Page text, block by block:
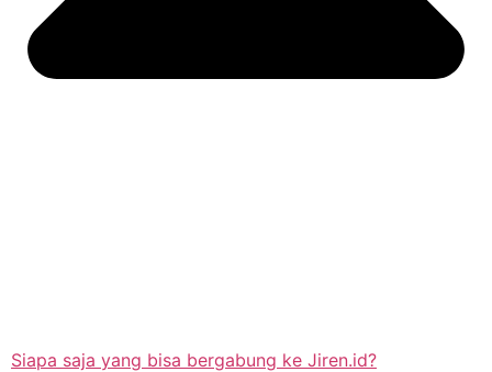
Siapa saja yang bisa bergabung ke Jiren.id?